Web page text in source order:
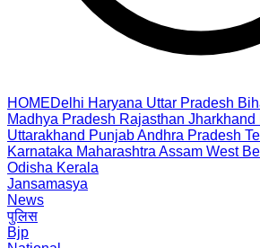
HOMEDelhi Haryana Uttar Pradesh
Madhya Pradesh Rajasthan Jharkhand
Uttarakhand PunjabAndhra Pradesh
Karnataka Maharashtra Assam West
Odisha Kerala
Jansamasya
News
पुलिस
Bjp